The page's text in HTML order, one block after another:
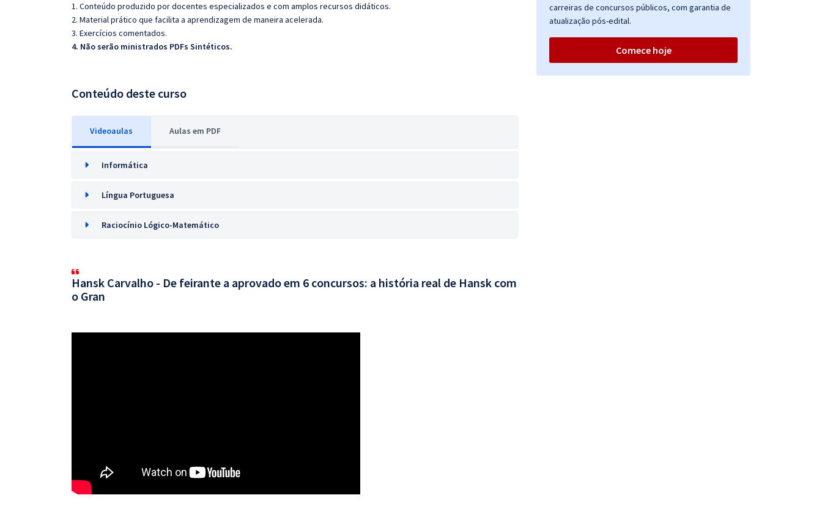
1. Conteúdo produzido por docentes especializados e com amplos recursos didáticos.
2. Material prático que facilita a aprendizagem de maneira acelerada.
3. Exercícios comentados.
4. Não serão ministrados PDFs Sintéticos.
Conteúdo deste curso
Videoaulas Aulas em PDF
Informática
Língua Portuguesa
Raciocínio Lógico-Matemático
Hansk Carvalho - De feirante a aprovado em 6 concursos: a história real de Hansk com
o Gran
carreiras de concursos públicos, com garantia de
atualização pós-edital.
Comece hoje